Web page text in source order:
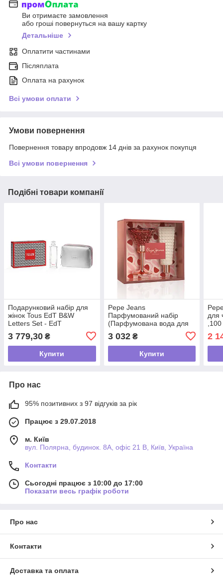
Ви отримаєте замовлення
або гроші повернуться на вашу картку
Детальніше
Оплатити частинами
Післяплата
Оплата на рахунок
Всі умови оплати
Умови повернення
Повернення товару впродовж 14 днів за рахунок покупця
Всі умови повернення
Подібні товари компанії
Подарунковий набір для
жінок Tous EdT B&W
Letters Set - EdT
(Туалетна вода д/ж TOUS
90мл та косметичка)
3 779,30 ₴
Купити
Pepe Jeans
Парфумований набір
(Парфумована вода для
жінок Pepe Jeans 80 мл +
Лосьйон для тіла 80 мл)
3 032₴
Купити
для
2
Про нас
95% позитивних з 97 відгуків за рік
Працює з 29.07.2018
м. Київ
вул. Полярна, будинок. 8А, офіс 21 В, Київ, Україна
Контакти
Сьогодні працює з 10:00 до 17:00
Показати весь графік роботи
Про нас
Контакти
Доставка та оплата